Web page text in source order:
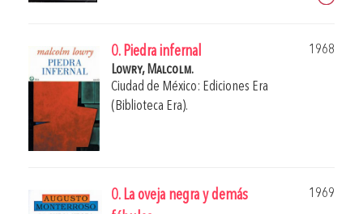
0. Piedra infernal
1968
Lowry, Malcolm.
Ciudad de México: Ediciones Era
(Biblioteca Era).
0. La oveja negra y demás
1969